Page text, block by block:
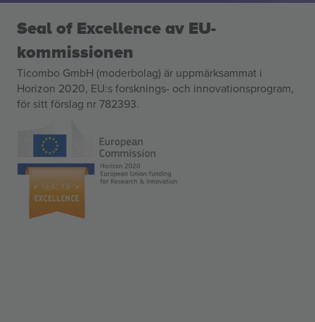
Seal of Excellence av EU-
kommissionen
Ticombo GmbH (moderbolag) är uppmärksammat i
Horizon 2020, EU:s forsknings- och innovationsprogram,
för sitt förslag nr 782393.